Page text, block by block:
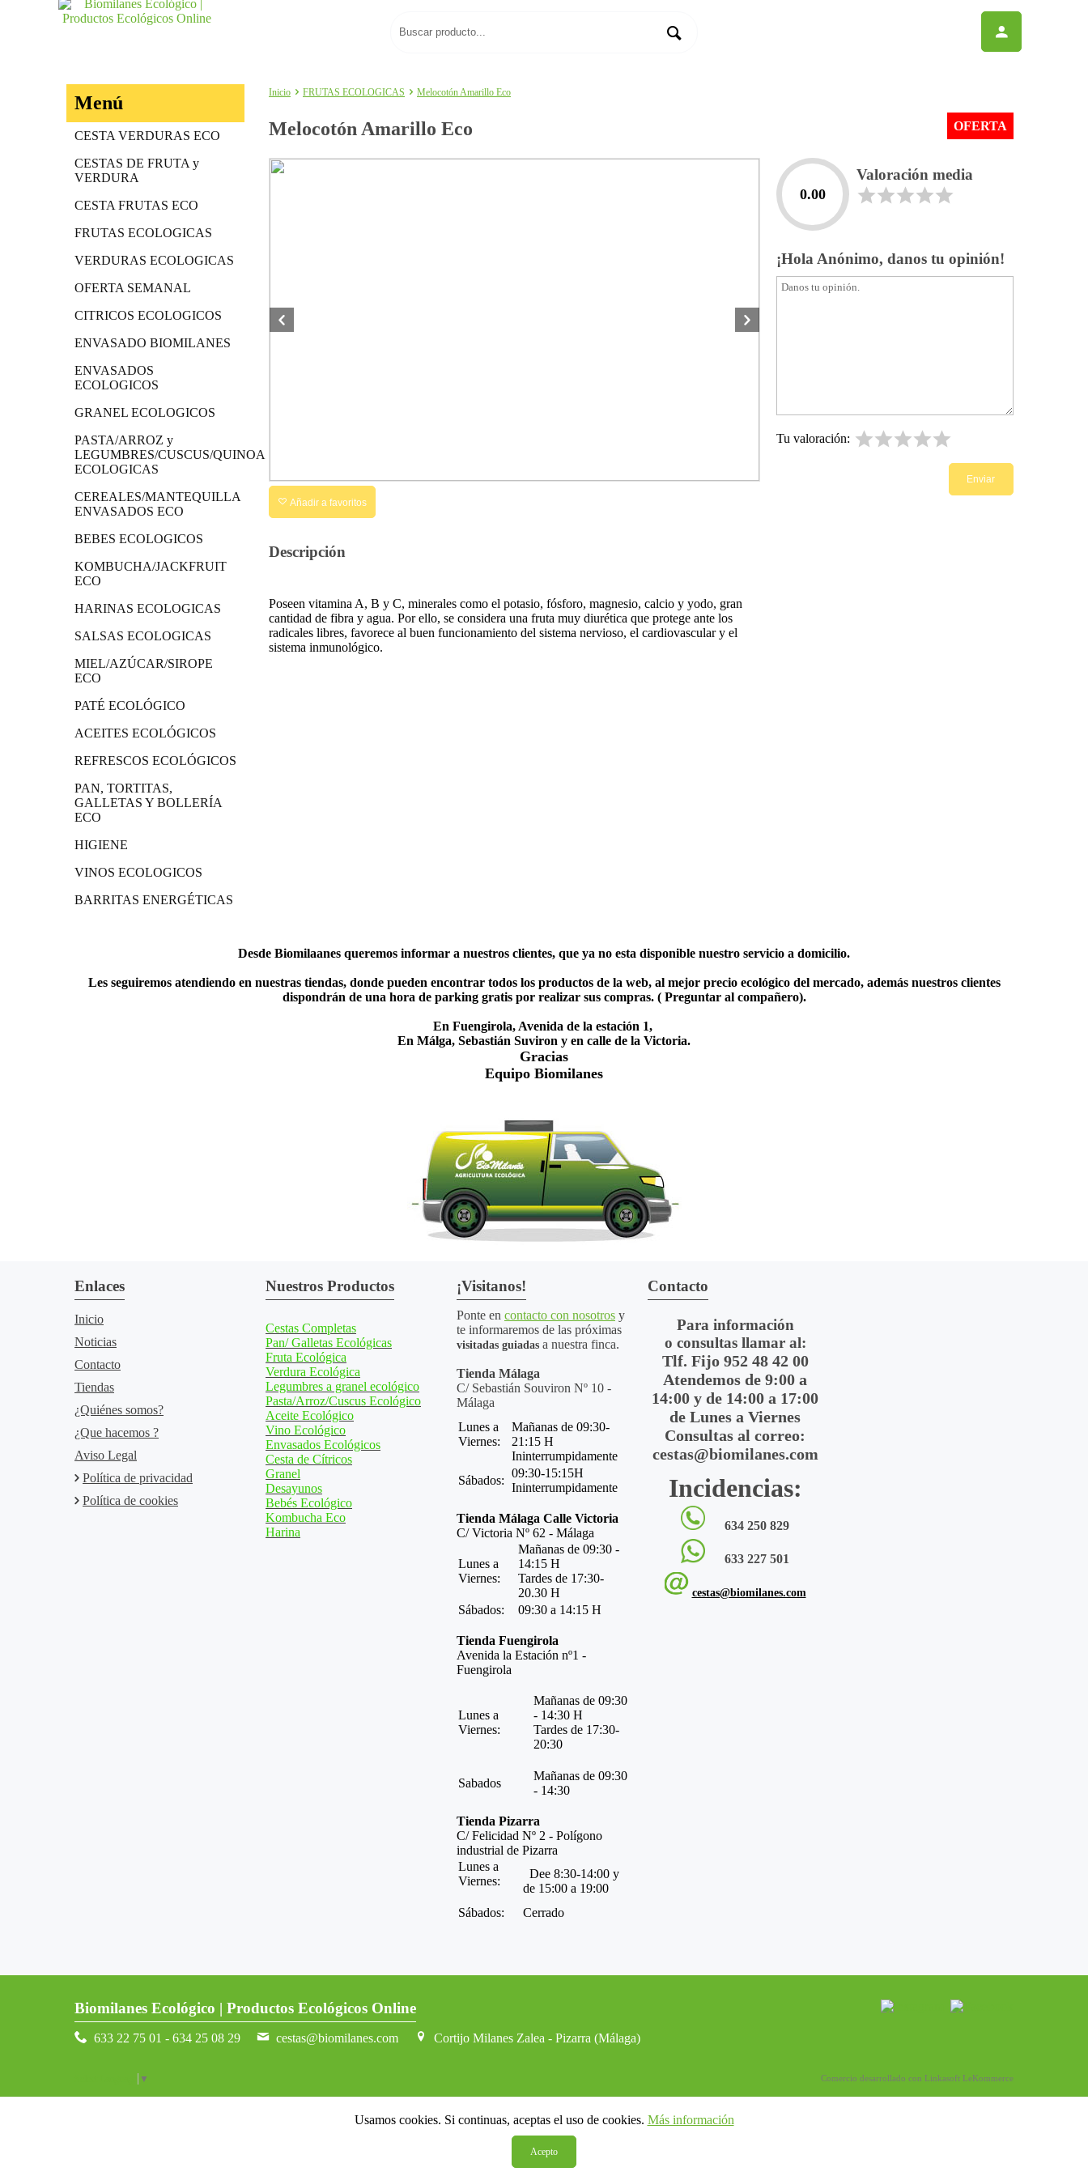
Usamos cookies. Si continuas, aceptas el uso de cookies. Más información
Acepto
Menú
CESTA VERDURAS ECO
CESTAS DE FRUTA y
VERDURA
CESTA FRUTAS ECO
FRUTAS ECOLOGICAS
VERDURAS ECOLOGICAS
OFERTA SEMANAL
CITRICOS ECOLOGICOS
ENVASADO BIOMILANES
ENVASADOS
ECOLOGICOS
GRANEL ECOLOGICOS
PASTA/ARROZ y
LEGUMBRES/CUSCUS/QUINOA
ECOLOGICAS
CEREALES/MANTEQUILLA
ENVASADOS ECO
BEBES ECOLOGICOS
KOMBUCHA/JACKFRUIT
ECO
HARINAS ECOLOGICAS
SALSAS ECOLOGICAS
MIEL/AZÚCAR/SIROPE
ECO
PATÉ ECOLÓGICO
ACEITES ECOLÓGICOS
REFRESCOS ECOLÓGICOS
PAN, TORTITAS,
GALLETAS Y BOLLERÍA
ECO
HIGIENE
VINOS ECOLOGICOS
BARRITAS ENERGÉTICAS
Inicio FRUTAS ECOLOGICAS Melocotón Amarillo Eco
Melocotón Amarillo Eco OFERTA
Añadir a favoritos
Descripción
Poseen vitamina A, B y C, minerales como el potasio, fósforo, magnesio, calcio y yodo, gran
cantidad de fibra y agua. Por ello, se considera una fruta muy diurética que protege ante los
radicales libres, favorece al buen funcionamiento del sistema nervioso, el cardiovascular y el
sistema inmunológico.
0.00
Valoración media
¡Hola Anónimo, danos tu opinión!
Tu valoración:
Desde Biomilaanes queremos informar a nuestros clientes, que ya no esta disponible nuestro servicio a domicilio.
Les seguiremos atendiendo en nuestras tiendas, donde pueden encontrar todos los productos de la web, al mejor precio ecológico del mercado, además nuestros clientes
dispondrán de una hora de parking gratis por realizar sus compras. ( Preguntar al compañero).
En Fuengirola, Avenida de la estación 1,
En Málga, Sebastián Suviron y en calle de la Victoria.
Gracias
Equipo Biomilanes
Enlaces
Inicio
Noticias
Contacto
Tiendas
¿Quiénes somos?
¿Que hacemos ?
Aviso Legal
Política de privacidad
Política de cookies
Nuestros Productos
Cestas Completas
Pan/ Galletas Ecológicas
Fruta Ecológica
Verdura Ecológica
Legumbres a granel ecológico
Pasta/Arroz/Cuscus Ecológico
Aceite Ecológico
Vino Ecológico
Envasados Ecológicos
Cesta de Cítricos
Granel
Desayunos
Bebés Ecológico
Kombucha Eco
Harina
¡Visitanos!
Ponte en contacto con nosotros y
te informaremos de las próximas
visitadas guiadas a nuestra finca.
Tienda Málaga
C/ Sebastián Souviron Nº 10 -
Málaga
Lunes a
Viernes:
Mañanas de 09:30-
21:15 H
Ininterrumpidamente
Sábados:
09:30-15:15H
Ininterrumpidamente
Tienda Málaga Calle Victoria
C/ Victoria Nº 62 - Málaga
Lunes a
Viernes:
Mañanas de 09:30 -
14:15 H
Tardes de 17:30-
20.30 H
Sábados:
09:30 a 14:15 H
Tienda Fuengirola
Avenida la Estación nº1 -
Fuengirola
Lunes a
Viernes:
Mañanas de 09:30
- 14:30 H
Tardes de 17:30-
20:30
Sabados
Mañanas de 09:30
- 14:30
Tienda Pizarra
C/ Felicidad Nº 2 - Polígono
industrial de Pizarra
Lunes a
Viernes:
Dee 8:30-14:00 y
de 15:00 a 19:00
Sábados:
Cerrado
Contacto
Para información
o consultas llamar al:
Tlf. Fijo 952 48 42 00
Atendemos de 9:00 a
14:00 y de 14:00 a 17:00
de Lunes a Viernes
Consultas al correo:
cestas@biomilanes.com
Incidencias:
634 250 829
633 227 501
cestas@biomilanes.com
Biomilanes Ecológico | Productos Ecológicos Online
633 22 75 01 - 634 25 08 29 cestas@biomilanes.com Cortijo Milanes Zalea - Pizarra (Málaga)
▼ Comercio desarrollado con Linkasoft LeKommerce